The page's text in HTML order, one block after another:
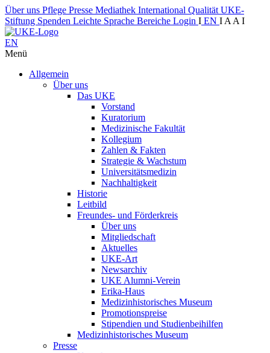
Über uns Pflege Presse Mediathek International Qualität UKE-
Stiftung Spenden Leichte Sprache Bereiche Login I EN I A A I
EN
Menü
Allgemein
Über uns
Das UKE
Vorstand
Kuratorium
Medizinische Fakultät
Kollegium
Zahlen & Fakten
Strategie & Wachstum
Universitätsmedizin
Nachhaltigkeit
Historie
Leitbild
Freundes- und Förderkreis
Über uns
Mitgliedschaft
Aktuelles
UKE-Art
Newsarchiv
UKE Alumni-Verein
Erika-Haus
Medizinhistorisches Museum
Promotionspreise
Stipendien und Studienbeihilfen
Medizinhistorisches Museum
Presse